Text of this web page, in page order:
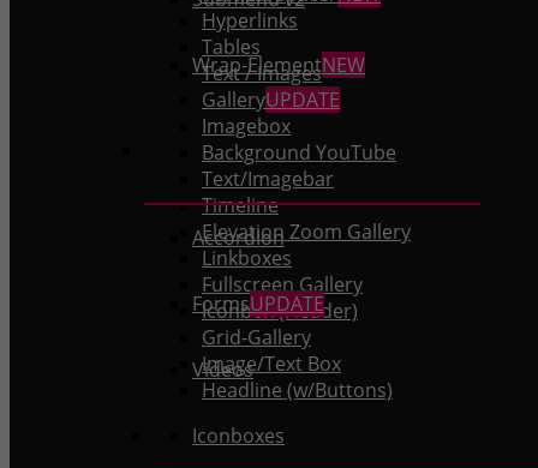
Wrap-ElementNEW
Accordion
FormsUPDATE
Videos
Iconboxes
Hyperlinks
Tables
Text / Images
GalleryUPDATE
Imagebox
Background YouTube
Text/Imagebar
Timeline
Elevation Zoom Gallery
Linkboxes
Fullscreen Gallery
Iconbox (Header)
Grid-Gallery
Image/Text Box
Headline (w/Buttons)